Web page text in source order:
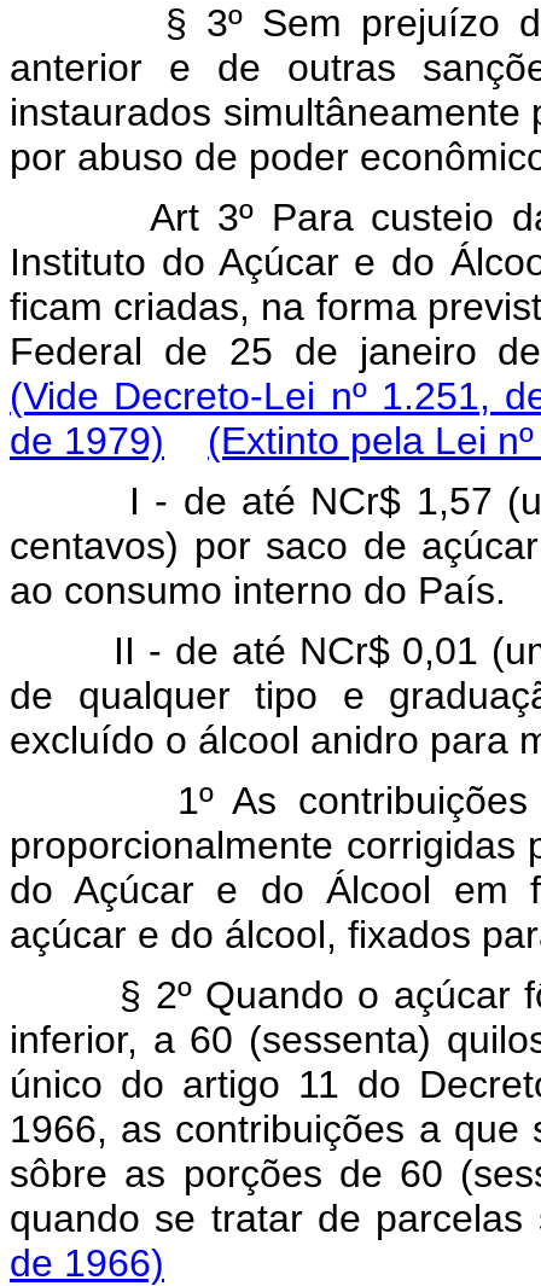
§ 3º Sem prejuízo das
anterior e de outras
instaurados
por abuso de poder
Art 3º Para custeio
Instituto do Açúcar e do
ficam criadas, na forma
Federal de 25 de janeiro
(Vide Decreto-Lei nº 1.251,
de 1979)
(Extinto pela Lei
I - de até NCr$ 1,57
centavos) por saco de
ao consumo interno do País.
II - de até NCr$ 0,01 (um
de qualquer tipo e
excluído o álcool anidro para
1º As contribuições a
proporcionalmente corrigidas
do Açúcar e do Álcool em
açúcar e do álcool, fixados
§ 2º Quando o açúcar fôr
inferior, a 60 (sessenta)
único do artigo 11 do
1966, as contribuições a
sôbre as porções de 60
quando se tratar de
de 1966)